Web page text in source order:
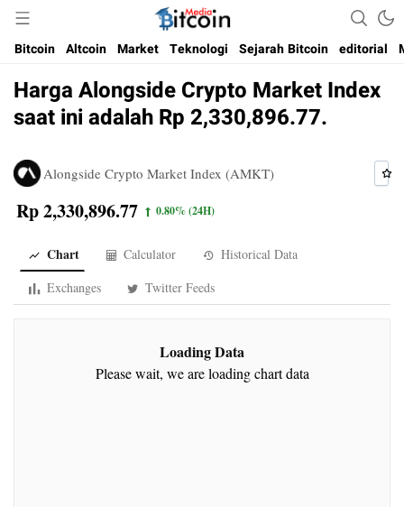
Bitcoin Media Indonesia
Media Bitcoin dan Cryptocurrency, dan Blockchain di Indonesia
Bitcoin Altcoin Market Teknologi Sejarah Bitcoin editorial
Harga Alongside Crypto Market Index
saat ini adalah Rp 2,330,896.77.
Alongside Crypto Market Index (AMKT)
Rp 2,330,896.77 0.80%(24H)
Chart Calculator
Historical Data
Exchanges
Twitter Feeds
Loading Data
Please wait, we are loading chart data